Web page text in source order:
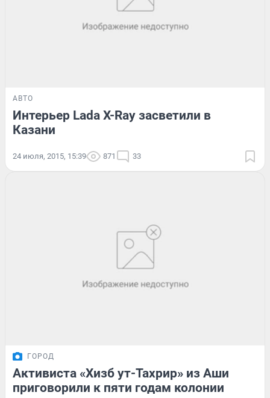
АВТО
Интерьер Lada X-Ray засветили в
Казани
24 июля, 2015, 15:39 871 33
ГОРОД
Активиста «Хизб ут-Тахрир» из Аши
приговорили к пяти годам колонии